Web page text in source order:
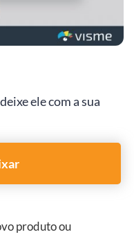
ele com a sua
produto ou